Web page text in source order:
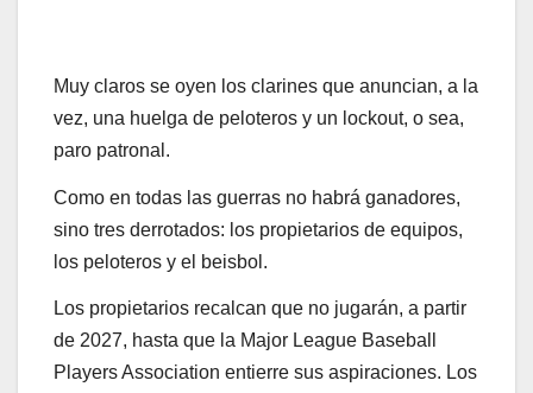
Muy claros se oyen los clarines que anuncian, a la
vez, una huelga de peloteros y un lockout, o sea,
paro patronal.
Como en todas las guerras no habrá ganadores,
sino tres derrotados: los propietarios de equipos,
los peloteros y el beisbol.
Los propietarios recalcan que no jugarán, a partir
de 2027, hasta que la Major League Baseball
Players Association entierre sus aspiraciones. Los